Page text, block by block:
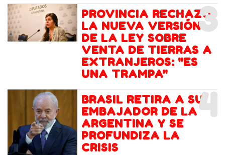
3
PROVINCIA RECHAZÓ
LA NUEVA VERSIÓN
DE LA LEY SOBRE
VENTA DE TIERRAS A
EXTRANJEROS: "ES
UNA TRAMPA"
4
BRASIL RETIRA A SU
EMBAJADOR DE LA
ARGENTINA Y SE
PROFUNDIZA LA
CRISIS